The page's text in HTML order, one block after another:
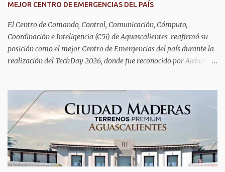
presidenta del DIF Estatal. Para acceder al servicio, las y los
interesados deben acudir a la Dirección de Servi...
MEJOR CENTRO DE EMERGENCIAS DEL PAÍS
El Centro de Comando, Control, Comunicación, Cómputo,
Coordinación e Inteligencia (C5i) de Aguascalientes reafirmó su
posición como el mejor Centro de Emergencias del país durante la
realización del TechDay 2026, donde fue reconocido por Airbus
seguridad pública y la atención de emergencias. Este encuentro
reunió a autoridades, especialistas nacionales e internacionales y
representantes de instituciones de seguridad para intercambiar
conocimientos y conocer las tendencias más avanzadas en la
materia. La titular del C5i, Michelle Olmos Álvarez, señaló que este
reconocimiento es resultado de la capacidad operativa, la
infraestructura tecnológica de vanguardia y los modelos